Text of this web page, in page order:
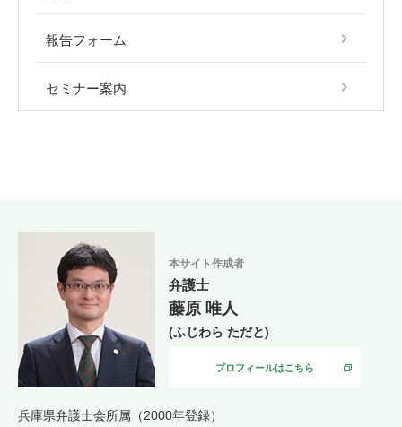
報告フォーム
セミナー案内
本サイト作成者
弁護士
藤原 唯人
(ふじわら ただと)
プロフィールはこちら
兵庫県弁護士会所属（2000年登録）